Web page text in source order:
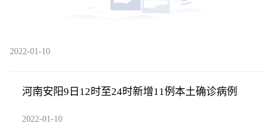
2022-01-10
河南安阳9日12时至24时新增11例本土确诊病例
2022-01-10